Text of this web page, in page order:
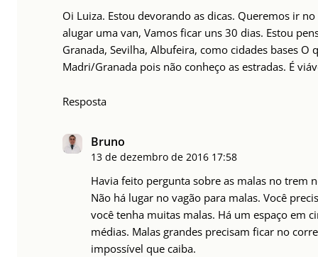
Oi Luiza. Estou devorando as dicas. Queremos ir
alugar uma van, Vamos ficar uns 30 dias. Estou
Granada, Sevilha, Albufeira, como cidades bases
Madri/Granada pois não conheço as estradas. É
Resposta
Bruno
13 de dezembro de 2016 17:58
Havia feito pergunta sobre as malas no trem
Não há lugar no vagão para malas. Você
você tenha muitas malas. Há um espaço em
médias. Malas grandes precisam ficar no
impossível que caiba.